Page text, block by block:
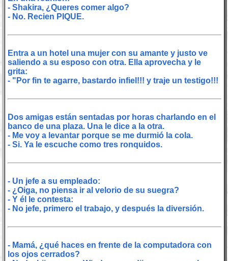
- Shakira, ¿Queres comer algo?
- No. Recien PIQUE.
Entra a un hotel una mujer con su amante y justo ve
saliendo a su esposo con otra. Ella aprovecha y le
grita:
- "Por fin te agarre, bastardo infiel!!! y traje un testigo!!!
Dos amigas están sentadas por horas charlando en el
banco de una plaza. Una le dice a la otra.
- Me voy a levantar porque se me durmió la cola.
- Si. Ya le escuche como tres ronquidos.
- Un jefe a su empleado:
- ¿Oiga, no piensa ir al velorio de su suegra?
- Y él le contesta:
- No jefe, primero el trabajo, y después la diversión.
- Mamá, ¿qué haces en frente de la computadora con
los ojos cerrados?